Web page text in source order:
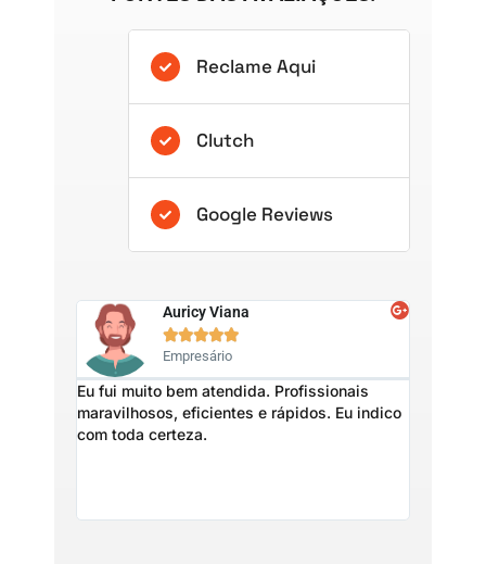
Reclame Aqui
Clutch
Google Reviews
Auricy Viana

Empresário
Eu fui muito bem atendida. Profissionais
maravilhosos, eficientes e rápidos. Eu indico
com toda certeza.